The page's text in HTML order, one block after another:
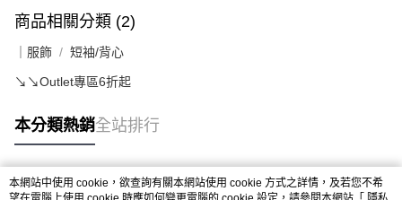
商品相關分類 (2)
｜服飾 短袖/背心
↘️↘️Outlet專區6折起
本分類熱銷全站排行
熱門標籤
本網站中使用 cookie，欲查詢有關本網站使用 cookie 方式之詳情，及若您不希